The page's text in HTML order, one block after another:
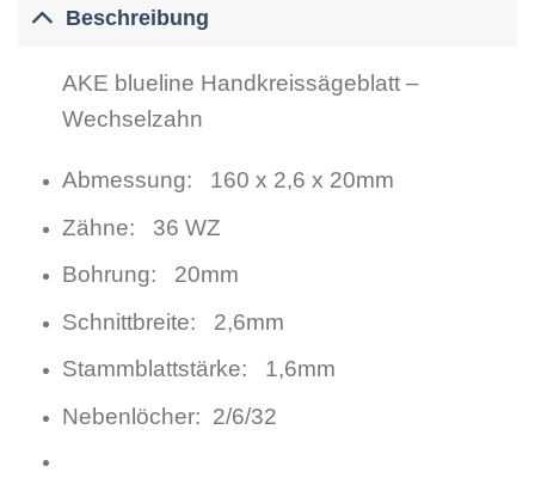
Beschreibung
AKE blueline Handkreissägeblatt –
Wechselzahn
Abmessung: 160 x 2,6 x 20mm
Zähne: 36 WZ
Bohrung: 20mm
Schnittbreite: 2,6mm
Stammblattstärke: 1,6mm
Nebenlöcher: 2/6/32